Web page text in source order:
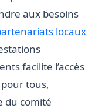
aux besoins
locaux
facilite l’accès
tous,
du comité